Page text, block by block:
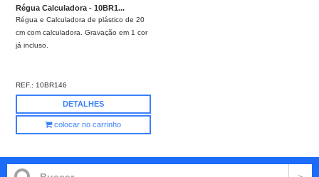
Régua Calculadora - 10BR1...
Régua e Calculadora de plástico de 20
cm com calculadora. Gravação em 1 cor
já incluso.
REF.: 10BR146
DETALHES
colocar no carrinho